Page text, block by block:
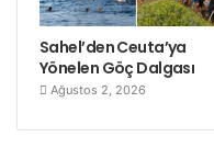
mahkum
çevresinin
eleştiren
gönderdiği
Sahel’den Ceuta’ya
Yönelen Göç Dalgası
Ağustos 2, 2026